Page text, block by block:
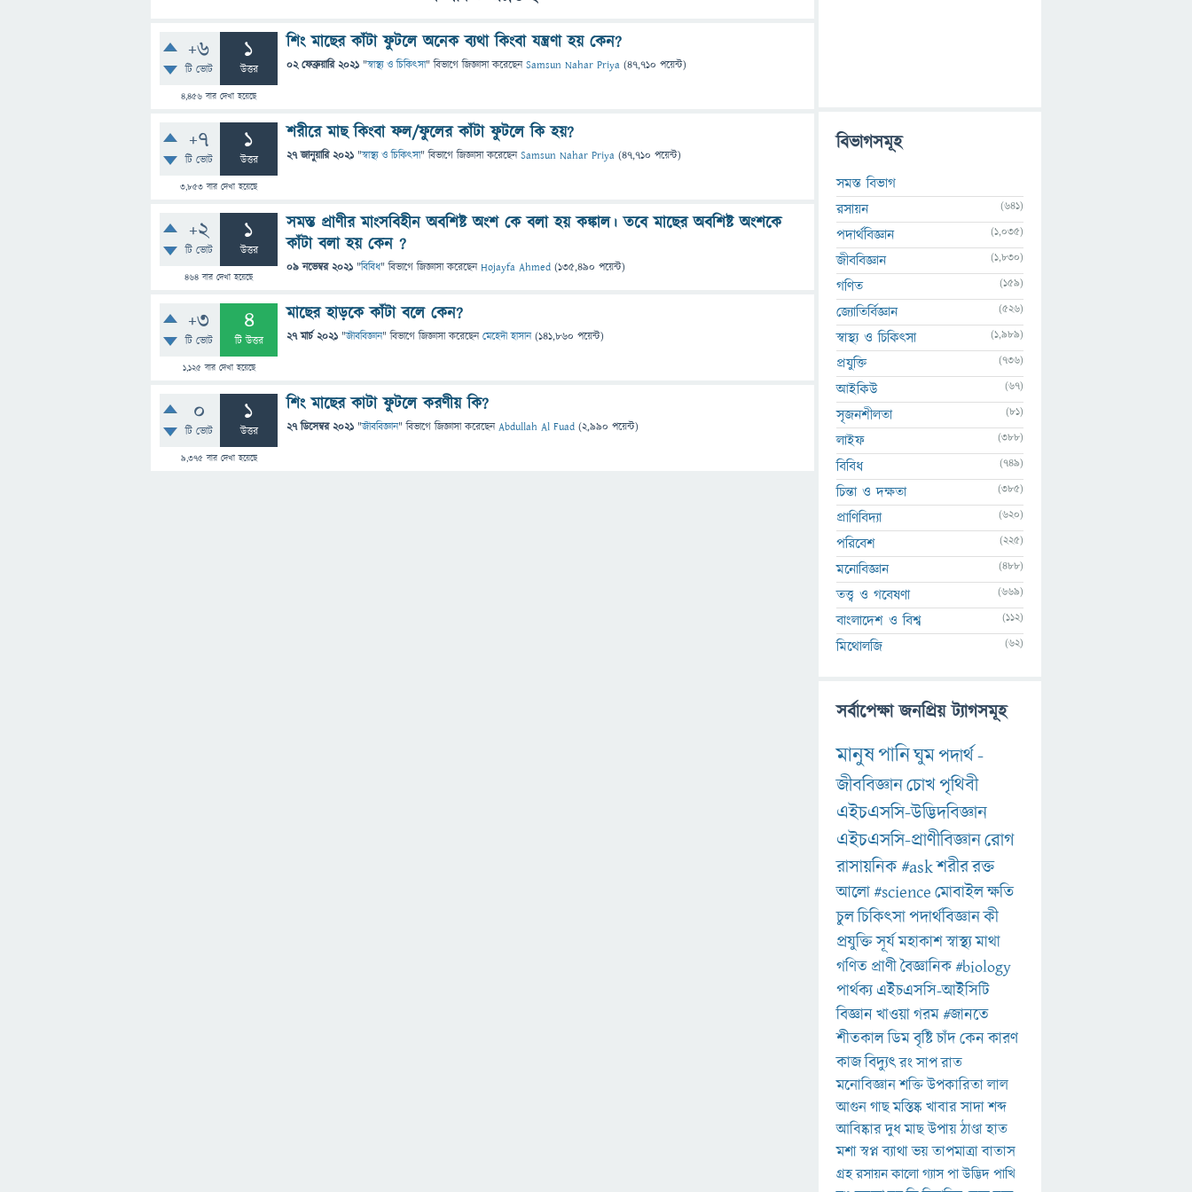
+6
টি ভোট
1
উত্তর
4,456 বার দেখা হয়েছে
শিং মাছের কাঁটা ফুটলে অনেক ব্যথা কিংবা যন্ত্রণা হয় কেন?
02 ফেব্রুয়ারি 2021 "স্বাস্থ্য ও চিকিৎসা" বিভাগে জিজ্ঞাসাকরেছেনSamsun Nahar Priya (47,710 পয়েন্ট)
+7
টি ভোট
1
উত্তর
3,853 বার দেখা হয়েছে
শরীরে মাছ কিংবা ফল/ফুলের কাঁটা ফুটলে কি হয়?
27 জানুয়ারি 2021 "স্বাস্থ্য ও চিকিৎসা" বিভাগে জিজ্ঞাসাকরেছেনSamsun Nahar Priya (47,710 পয়েন্ট)
+2
টি ভোট
1
উত্তর
464 বার দেখা হয়েছে
সমস্ত প্রাণীর মাংসবিহীন অবশিষ্ট অংশ কে বলা হয় কঙ্কাল। তবে মাছের অবশিষ্ট অংশকে
কাঁটা বলা হয় কেন ?
09 নভেম্বর 2021 "বিবিধ" বিভাগে জিজ্ঞাসাকরেছেনHojayfa Ahmed (135,490 পয়েন্ট)
+3
টি ভোট
4
টি উত্তর
1,125বার দেখা হয়েছে
মাছের হাড়কে কাঁটা বলে কেন?
27 মার্চ 2021 "জীববিজ্ঞান" বিভাগে জিজ্ঞাসাকরেছেনমেহেদী হাসান (141,860 পয়েন্ট)
0
টি ভোট
1
উত্তর
9,375বার দেখা হয়েছে
শিং মাছের কাটা ফুটলে করণীয় কি?
27 ডিসেম্বর 2021 "জীববিজ্ঞান" বিভাগে জিজ্ঞাসাকরেছেনAbdullah Al Fuad (2,990 পয়েন্ট)
বিভাগসমূহ
সমস্ত বিভাগ
রসায়ন
(641)
পদার্থবিজ্ঞান (1,035)
জীববিজ্ঞান (1,830)
গণিত (159)
জ্যোতির্বিজ্ঞান (526)
স্বাস্থ্য ও চিকিৎসা (1,989)
প্রযুক্তি (736)
আইকিউ (67)
সৃজনশীলতা (81)
লাইফ (388)
বিবিধ (749)
চিন্তা ও দক্ষতা (385)
প্রাণিবিদ্যা (620)
পরিবেশ (225)
মনোবিজ্ঞান (488)
তত্ত্ব ও গবেষণা (669)
বাংলাদেশ ও বিশ্ব (112)
মিথোলজি (62)
সর্বাপেক্ষা জনপ্রিয় ট্যাগসমূহ
মানুষপানিঘুমপদার্থ-
জীববিজ্ঞানচোখপৃথিবী
এইচএসসি-উদ্ভিদবিজ্ঞান
এইচএসসি-প্রাণীবিজ্ঞানরোগ
রাসায়নিক#askশরীররক্ত
আলো#scienceমোবাইলক্ষতি
চুলচিকিৎসাপদার্থবিজ্ঞানকী
প্রযুক্তিসূর্যমহাকাশস্বাস্থ্যমাথা
গণিত প্রাণীবৈজ্ঞানিক#biology
পার্থক্য এইচএসসি-আইসিটি
বিজ্ঞানখাওয়াগরম#জানতে
শীতকালডিমবৃষ্টিচাঁদকেনকারণ
কাজবিদ্যুৎরংসাপরাত
মনোবিজ্ঞানশক্তিউপকারিতালাল
আগুনগাছমস্তিষ্কখাবারসাদাশব্দ
আবিষ্কারদুধমাছউপায়ঠাণ্ডাহাত
মশাস্বপ্নব্যাথাভয়তাপমাত্রাবাতাস
গ্রহরসায়নকালোগ্যাসপাউদ্ভিদপাখি